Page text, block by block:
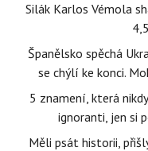
Silák Karlos Vémola
Španělsko spěchá
se chýlí ke konci.
5 znamení, která
ignoranti, jen si
Měli psát historii,